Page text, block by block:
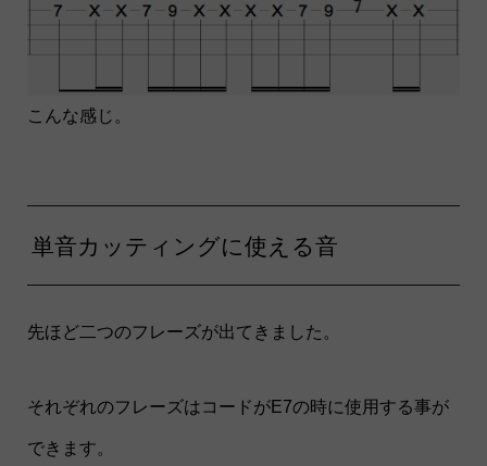
こんな感じ。
単音カッティングに使える音
先ほど二つのフレーズが出てきました。
それぞれのフレーズはコードがE7の時に使用する事が
できます。